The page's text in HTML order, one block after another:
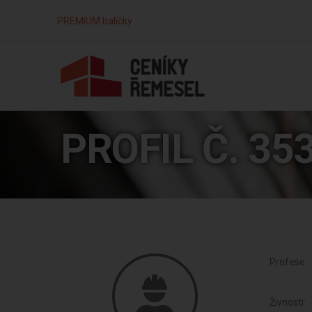
PREMIUM balíčky
PROFIL Č.
Profese:
Živnosti: